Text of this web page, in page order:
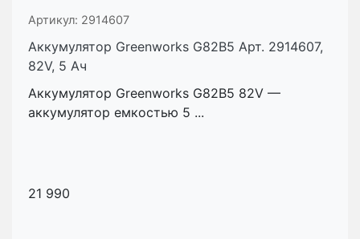
Артикул: 2914607
Аккумулятор Greenworks G82B5 Арт. 2914607,
82V, 5 Ач
Аккумулятор Greenworks G82B5 82V —
аккумулятор емкостью 5 ...
21 990